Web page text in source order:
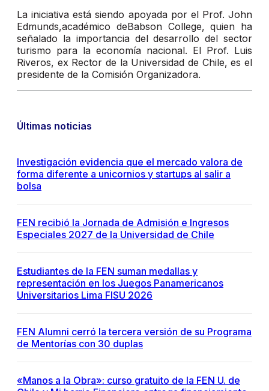
La iniciativa está siendo apoyada por el Prof. John
Edmunds,académico deBabson College, quien ha
señalado la importancia del desarrollo del sector
turismo para la economía nacional. El Prof. Luis
Riveros, ex Rector de la Universidad de Chile, es el
presidente de la Comisión Organizadora.
Últimas noticias
Investigación evidencia que el mercado valora de
forma diferente a unicornios y startups al salir a
bolsa
FEN recibió la Jornada de Admisión e Ingresos
Especiales 2027 de la Universidad de Chile
Estudiantes de la FEN suman medallas y
representación en los Juegos Panamericanos
Universitarios Lima FISU 2026
FEN Alumni cerró la tercera versión de su Programa
de Mentorías con 30 duplas
«Manos a la Obra»: curso gratuito de la FEN U. de